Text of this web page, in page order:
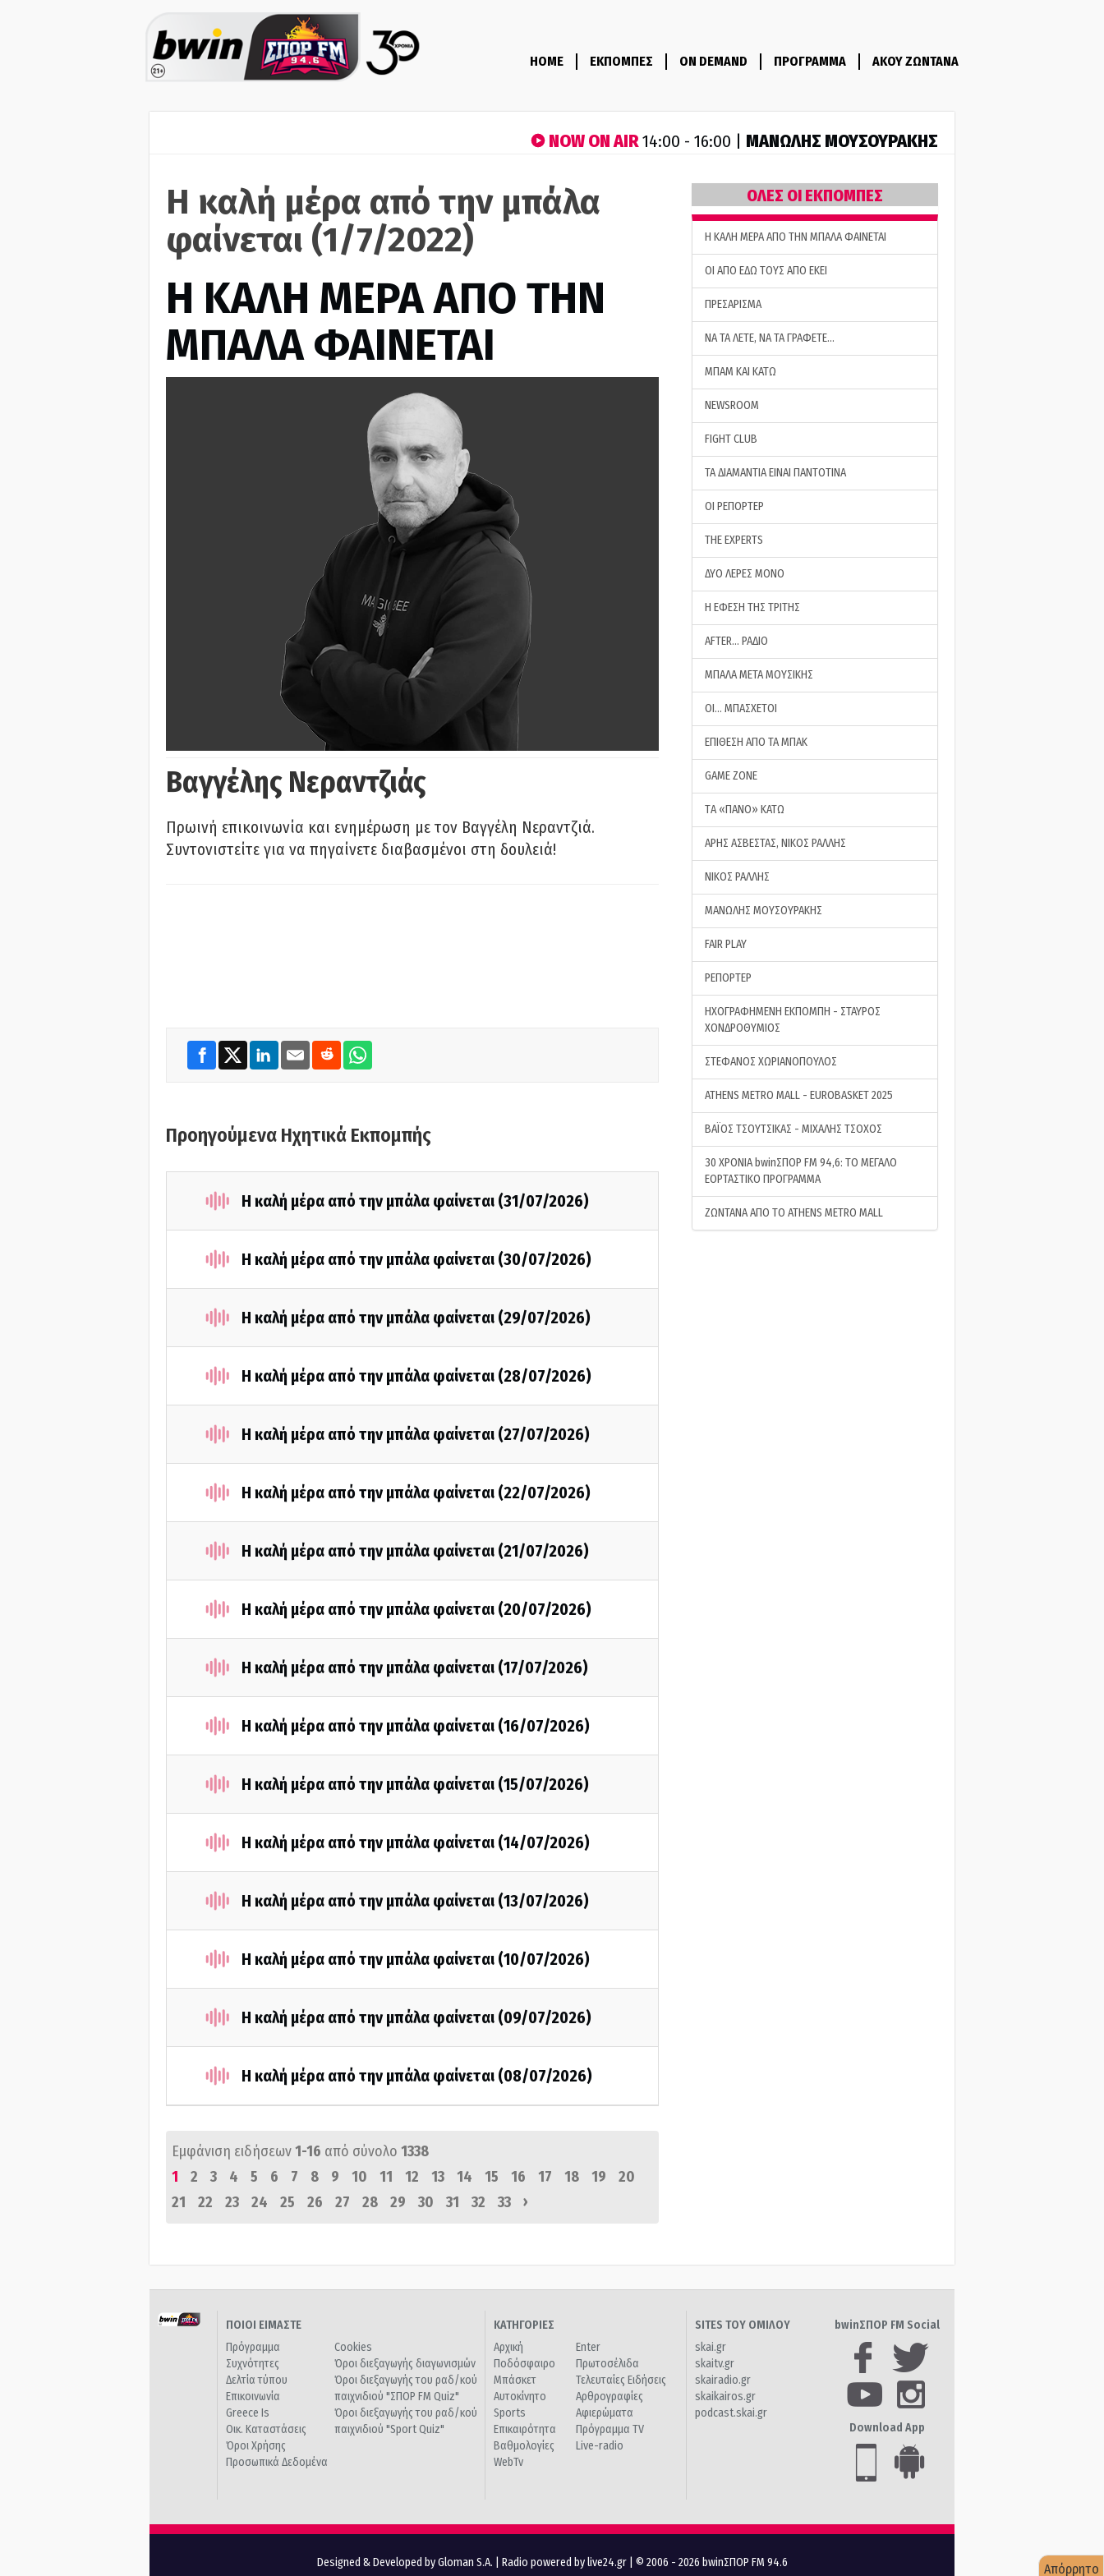
HOME ΕΚΠΟΜΠΕΣ ON DEMAND ΠΡΟΓΡΑΜΜΑ ΑΚΟΥ ΖΩΝΤΑΝΑ
NOW ON AIR14:00 - 16:00 | ΜΑΝΩΛΗΣ ΜΟΥΣΟΥΡΑΚΗΣ
Η καλή μέρα από την μπάλα
φαίνεται (1/7/2022)
H ΚΑΛΗ ΜΕΡΑ ΑΠΟ ΤΗΝ
ΜΠΑΛΑ ΦΑΙΝΕΤΑΙ
Βαγγέλης Νεραντζιάς
Πρωινή επικοινωνία και ενημέρωση με τον Βαγγέλη Νεραντζιά.
Συντονιστείτε για να πηγαίνετε διαβασμένοι στη δουλειά!
Προηγούμενα Ηχητικά Εκπομπής
Η καλή μέρα από την μπάλα φαίνεται (31/07/2026)
Η καλή μέρα από την μπάλα φαίνεται (30/07/2026)
Η καλή μέρα από την μπάλα φαίνεται (29/07/2026)
Η καλή μέρα από την μπάλα φαίνεται (28/07/2026)
Η καλή μέρα από την μπάλα φαίνεται (27/07/2026)
Η καλή μέρα από την μπάλα φαίνεται (22/07/2026)
Η καλή μέρα από την μπάλα φαίνεται (21/07/2026)
Η καλή μέρα από την μπάλα φαίνεται (20/07/2026)
Η καλή μέρα από την μπάλα φαίνεται (17/07/2026)
Η καλή μέρα από την μπάλα φαίνεται (16/07/2026)
Η καλή μέρα από την μπάλα φαίνεται (15/07/2026)
Η καλή μέρα από την μπάλα φαίνεται (14/07/2026)
Η καλή μέρα από την μπάλα φαίνεται (13/07/2026)
Η καλή μέρα από την μπάλα φαίνεται (10/07/2026)
Η καλή μέρα από την μπάλα φαίνεται (09/07/2026)
Η καλή μέρα από την μπάλα φαίνεται (08/07/2026)
Εμφάνιση ειδήσεων1-16 από σύνολο 1338
1
2 3 4 5 6 7 8 9 10 11 12 13 14 15 16 17 18 19
20
21
22 23 24 25 26 27 28 29 30 31 32 33 ›
ΟΛΕΣ ΟΙ ΕΚΠΟΜΠΕΣ
H ΚΑΛΗ ΜΕΡΑ ΑΠΟ ΤΗΝ ΜΠΑΛΑ ΦΑΙΝΕΤΑΙ
ΟΙ ΑΠΟ ΕΔΩ ΤΟΥΣ ΑΠΟ ΕΚΕΙ
ΠΡΕΣΑΡΙΣΜΑ
ΝΑ ΤΑ ΛΕΤΕ, ΝΑ ΤΑ ΓΡΑΦΕΤΕ…
ΜΠΑΜ ΚΑΙ ΚΑΤΩ
NEWSROOM
FIGHT CLUB
ΤΑ ΔΙΑΜΑΝΤΙΑ ΕΙΝΑΙ ΠΑΝΤΟΤΙΝΑ
ΟΙ ΡΕΠΟΡΤΕΡ
THE EXPERTS
ΔΥΟ ΛΕΡΕΣ ΜΟΝΟ
Η ΕΦΕΣΗ ΤΗΣ ΤΡΙΤΗΣ
AFTER… ΡΑΔΙΟ
ΜΠΑΛΑ ΜΕΤΑ ΜΟΥΣΙΚΗΣ
ΟΙ… ΜΠΑΣΧΕΤΟΙ
ΕΠΙΘΕΣΗ ΑΠΟ ΤΑ ΜΠΑΚ
GAME ZONE
ΤA «ΠΑΝΟ» ΚΑΤΩ
ΑΡΗΣ ΑΣΒΕΣΤΑΣ, ΝΙΚΟΣ ΡΑΛΛΗΣ
ΝΙΚΟΣ ΡΑΛΛΗΣ
ΜΑΝΩΛΗΣ ΜΟΥΣΟΥΡΑΚΗΣ
FAIR PLAY
ΡΕΠΟΡΤΕΡ
ΗΧΟΓΡΑΦΗΜΕΝΗ ΕΚΠΟΜΠΗ - ΣΤΑΥΡΟΣ
ΧΟΝΔΡΟΘΥΜΙΟΣ
ΣΤΕΦΑΝΟΣ ΧΩΡΙΑΝΟΠΟΥΛΟΣ
ATHENS METRO MALL - EUROBASKET 2025
ΒΑΪΟΣ ΤΣΟΥΤΣΙΚΑΣ - ΜΙΧΑΛΗΣ ΤΣΟΧΟΣ
30 ΧΡΟΝΙΑ bwinΣΠΟΡ FM 94,6: ΤΟ ΜΕΓΑΛΟ
ΕΟΡΤΑΣΤΙΚΟ ΠΡΟΓΡΑΜΜΑ
ΖΩΝΤΑΝΑ ΑΠΟ ΤΟ ATHENS METRO MALL
ΠΟΙΟΙ ΕΙΜΑΣΤΕ
Πρόγραμμα
Συχνότητες
Δελτία τύπου
Επικοινωνία
Greece Is
Οικ. Καταστάσεις
Όροι Χρήσης
Προσωπικά Δεδομένα
Cookies
Όροι διεξαγωγής διαγωνισμών
Όροι διεξαγωγής του ραδ/κού
παιχνιδιού "ΣΠΟΡ FM Quiz"
Όροι διεξαγωγής του ραδ/κού
παιχνιδιού "Sport Quiz"
ΚΑΤΗΓΟΡΙΕΣ
Αρχική
Ποδόσφαιρο
Μπάσκετ
Αυτοκίνητο
Sports
Επικαιρότητα
Βαθμολογίες
WebTv
Enter
Πρωτοσέλιδα
Τελευταίες Ειδήσεις
Αρθρογραφίες
Αφιερώματα
Πρόγραμμα TV
Live-radio
SITES ΤΟΥ ΟΜΙΛΟΥ
skai.gr
skaitv.gr
skairadio.gr
skaikairos.gr
podcast.skai.gr
bwinΣΠΟΡ FM Social
Download App
Designed & Developed by Gloman S.A. Radio powered by live24.gr | © 2006 - 2026 bwinΣΠΟΡ FM 94.6 Απόρρητο